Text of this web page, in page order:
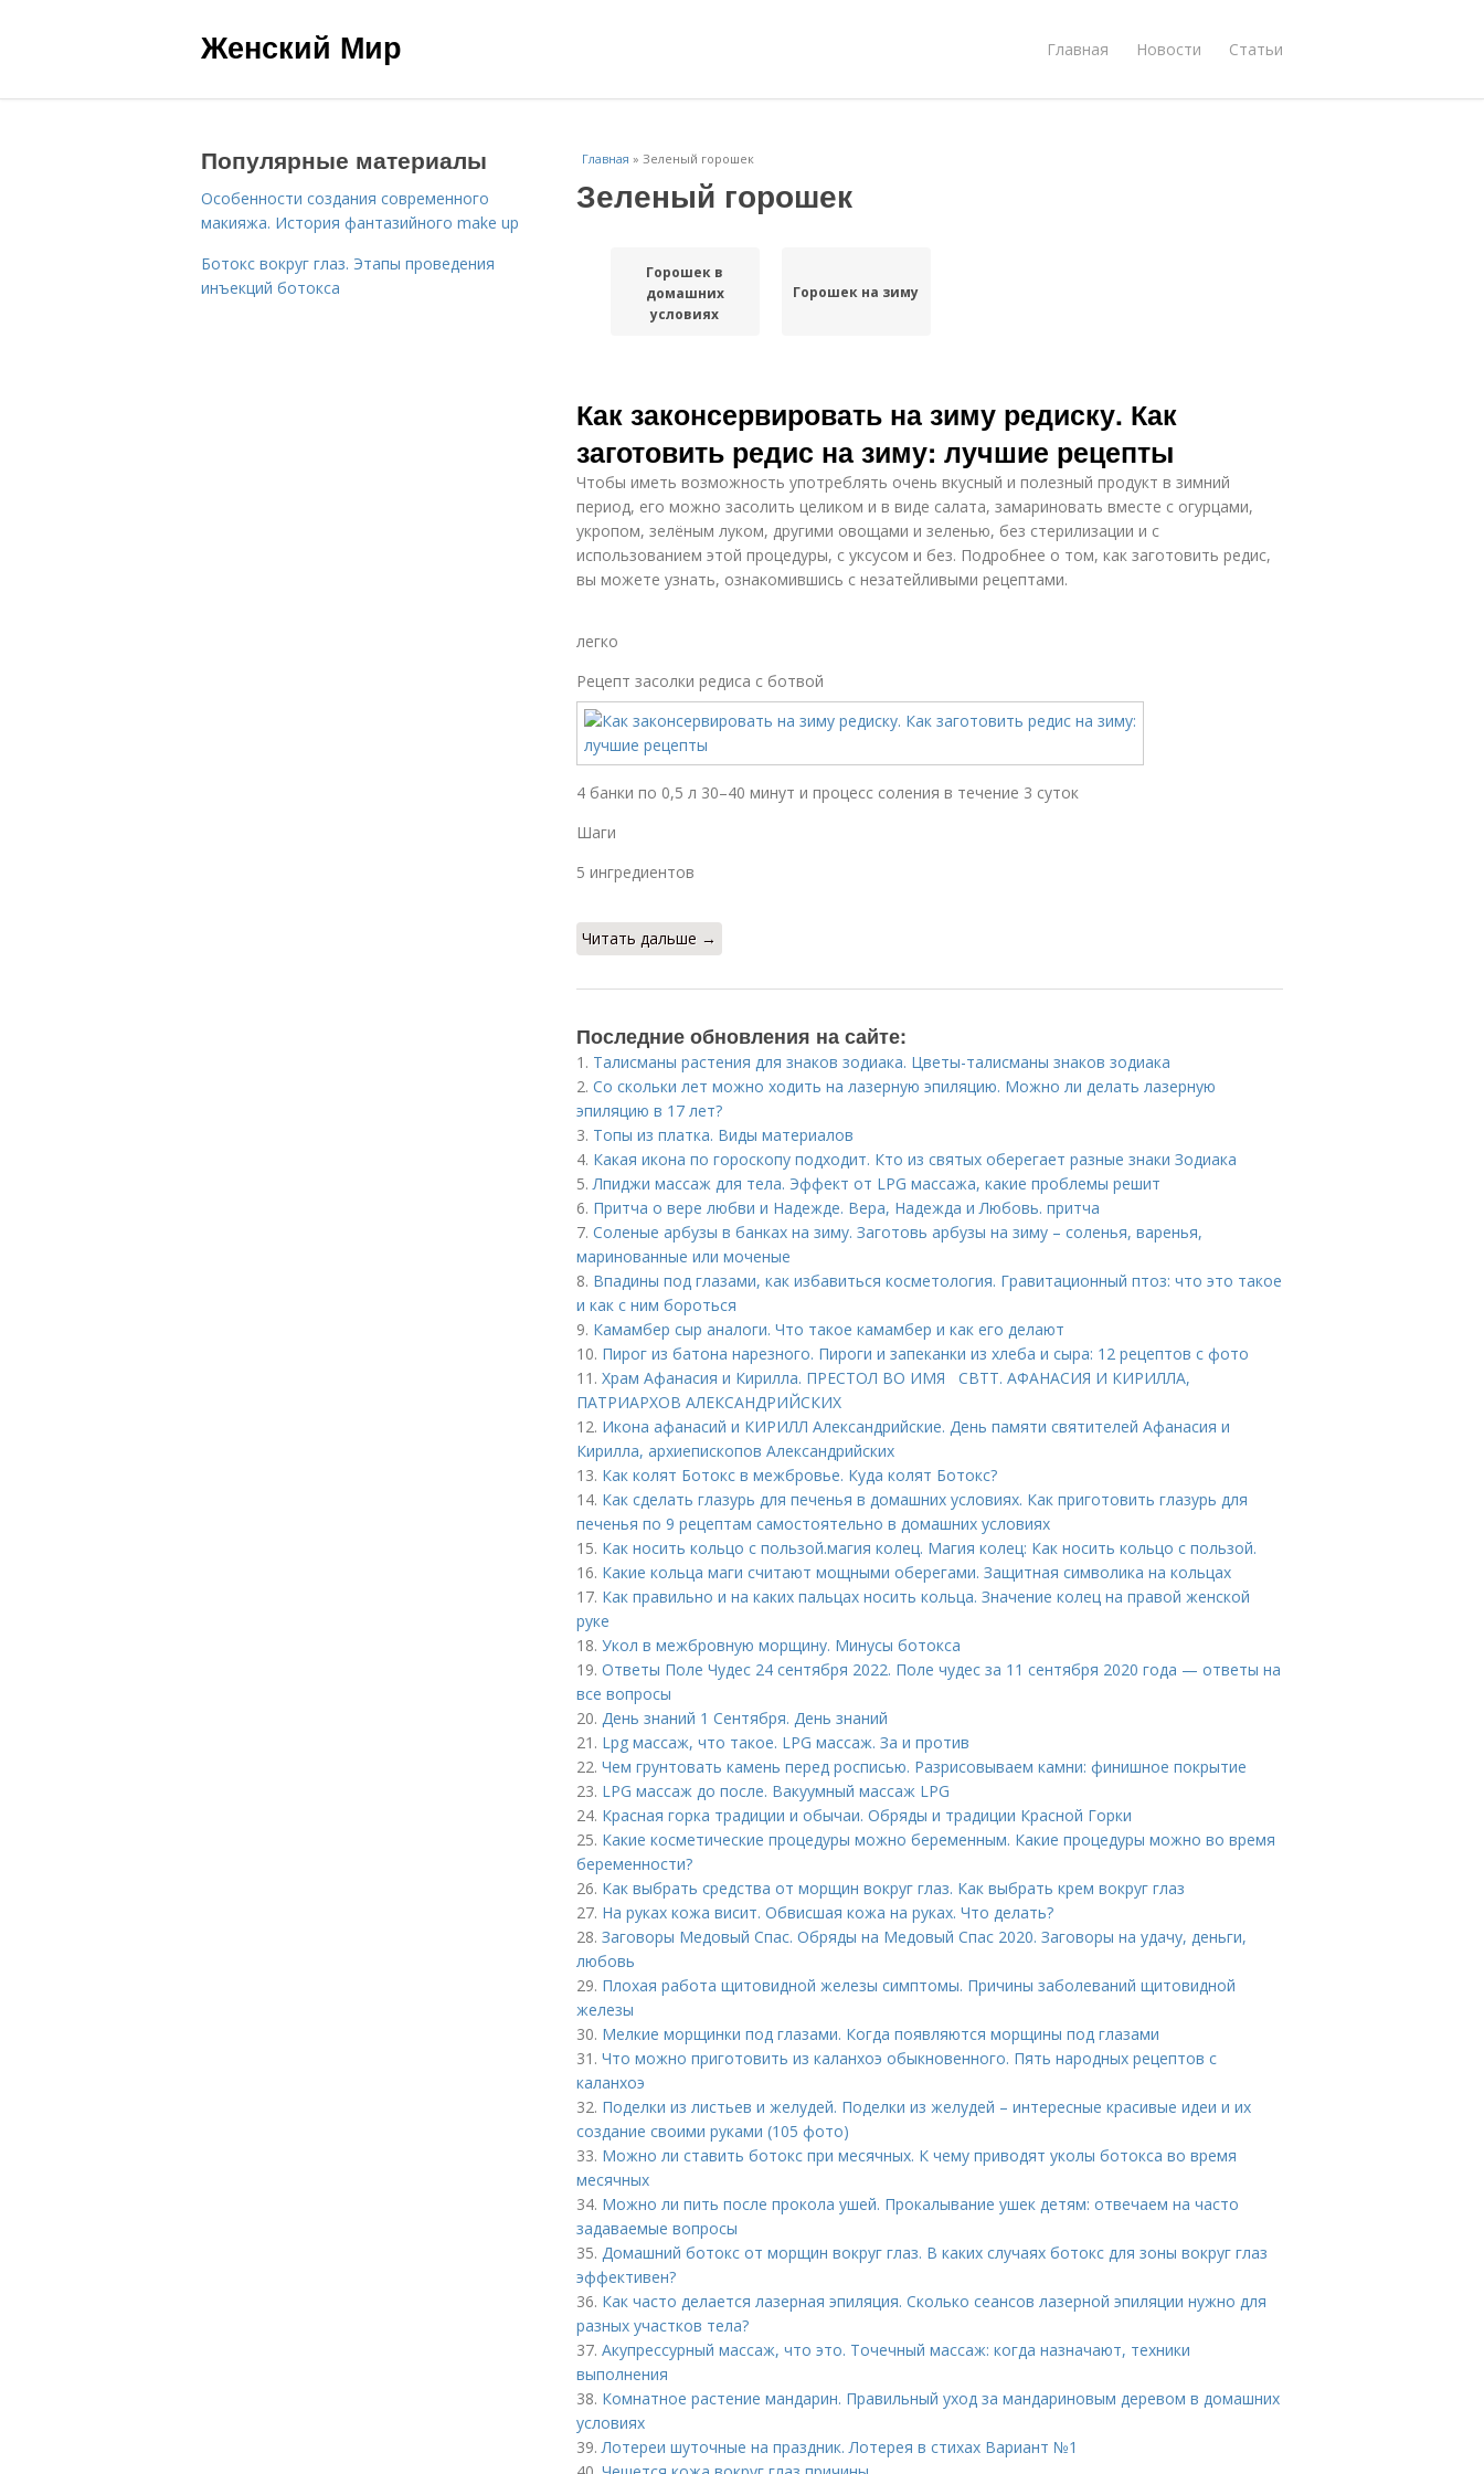
Женский Мир Главная Новости Статьи
Главная » Зеленый горошек
Зеленый горошек
Горошек в
домашних
условиях
Горошек на зиму
Как законсервировать на зиму редиску. Как
заготовить редис на зиму: лучшие рецепты
Чтобы иметь возможность употреблять очень вкусный и полезный продукт в зимний
период, его можно засолить целиком и в виде салата, замариновать вместе с огурцами,
укропом, зелёным луком, другими овощами и зеленью, без стерилизации и с
использованием этой процедуры, с уксусом и без. Подробнее о том, как заготовить редис,
вы можете узнать, ознакомившись с незатейливыми рецептами.
легко
Рецепт засолки редиса с ботвой
4 банки по 0,5 л 30–40 минут и процесс соления в течение 3 суток
Шаги
5 ингредиентов
Читать дальше →
Последние обновления на сайте:
1. Талисманы растения для знаков зодиака. Цветы-талисманы знаков зодиака
2. Со скольки лет можно ходить на лазерную эпиляцию. Можно ли делать лазерную
эпиляцию в 17 лет?
3. Топы из платка. Виды материалов
4. Какая икона по гороскопу подходит. Кто из святых оберегает разные знаки Зодиака
5.Лпиджи массаж для тела. Эффект от LPG массажа, какие проблемы решит
6. Притча о вере любви и Надежде. Вера, Надежда и Любовь. притча
7. Соленые арбузы в банках на зиму. Заготовь арбузы на зиму – соленья, варенья,
маринованные или моченые
8. Впадины под глазами, как избавиться косметология. Гравитационный птоз: что это такое
и как с ним бороться
9. Камамбер сыр аналоги. Что такое камамбер и как его делают
10. Пирог из батона нарезного. Пироги и запеканки из хлеба и сыра: 12 рецептов с фото
11. Храм Афанасия и Кирилла. ПРЕСТОЛ ВО ИМЯ СВТТ. АФАНАСИЯ И КИРИЛЛА,
ПАТРИАРХОВ АЛЕКСАНДРИЙСКИХ
12. Икона афанасий и КИРИЛЛ Александрийские. День памяти святителей Афанасия и
Кирилла, архиепископов Александрийских
13. Как колят Ботокс в межбровье. Куда колят Ботокс?
14. Как сделать глазурь для печенья в домашних условиях. Как приготовить глазурь для
печенья по 9 рецептам самостоятельно в домашних условиях
15. Как носить кольцо с пользой. магия колец. Магия колец: Как носить кольцо с пользой.
16. Какие кольца маги считают мощными оберегами. Защитная символика на кольцах
17. Как правильно и на каких пальцах носить кольца. Значение колец на правой женской
руке
18. Укол в межбровную морщину. Минусы ботокса
19. Ответы Поле Чудес 24 сентября 2022. Поле чудес за 11 сентября 2020 года — ответы на
все вопросы
20. День знаний 1 Сентября. День знаний
21. Lpg массаж, что такое. LPG массаж. За и против
22. Чем грунтовать камень перед росписью. Разрисовываем камни: финишное покрытие
23. LPG массаж до после. Вакуумный массаж LPG
24. Красная горка традиции и обычаи. Обряды и традиции Красной Горки
25. Какие косметические процедуры можно беременным. Какие процедуры можно во время
беременности?
26. Как выбрать средства от морщин вокруг глаз. Как выбрать крем вокруг глаз
27. На руках кожа висит. Обвисшая кожа на руках. Что делать?
28. Заговоры Медовый Спас. Обряды на Медовый Спас 2020. Заговоры на удачу, деньги,
любовь
29. Плохая работа щитовидной железы симптомы. Причины заболеваний щитовидной
железы
30. Мелкие морщинки под глазами. Когда появляются морщины под глазами
31. Что можно приготовить из каланхоэ обыкновенного. Пять народных рецептов с
каланхоэ
32. Поделки из листьев и желудей. Поделки из желудей – интересные красивые идеи и их
создание своими руками (105 фото)
33. Можно ли ставить ботокс при месячных. К чему приводят уколы ботокса во время
месячных
34. Можно ли пить после прокола ушей. Прокалывание ушек детям: отвечаем на часто
задаваемые вопросы
35. Домашний ботокс от морщин вокруг глаз. В каких случаях ботокс для зоны вокруг глаз
эффективен?
36. Как часто делается лазерная эпиляция. Сколько сеансов лазерной эпиляции нужно для
разных участков тела?
37. Акупрессурный массаж, что это. Точечный массаж: когда назначают, техники
выполнения
38. Комнатное растение мандарин. Правильный уход за мандариновым деревом в домашних
условиях
39.Лотереи шуточные на праздник. Лотерея в стихах Вариант №1
Популярные материалы
Особенности создания современного
макияжа. История фантазийного make up
Ботокс вокруг глаз. Этапы проведения
инъекций ботокса